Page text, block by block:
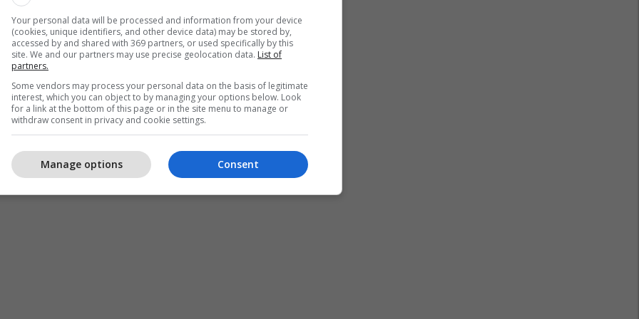
të kompanisë së tregtimit dhe përpunimit të
konsorciumit përbërë nga tre shoqëri: Anika
Energy Group Limited dhe Refinery
INC. Çmimi i shitjes së 85 % të aksioneve të
128,750,000 euro.
Your personal data will be processed and information from your device
(cookies, unique identifiers, and other device data) may be stored by,
accessed by and shared with 369 partners, or used specifically by this
site. We and our partners may use precise geolocation data. List of
partners.
Some vendors may process your personal data on the basis of legitimate
interest, which you can object to by managing your options below. Look
for a link at the bottom of this page or in the site menu to manage or
withdraw consent in privacy and cookie settings.
Consent
Manage options